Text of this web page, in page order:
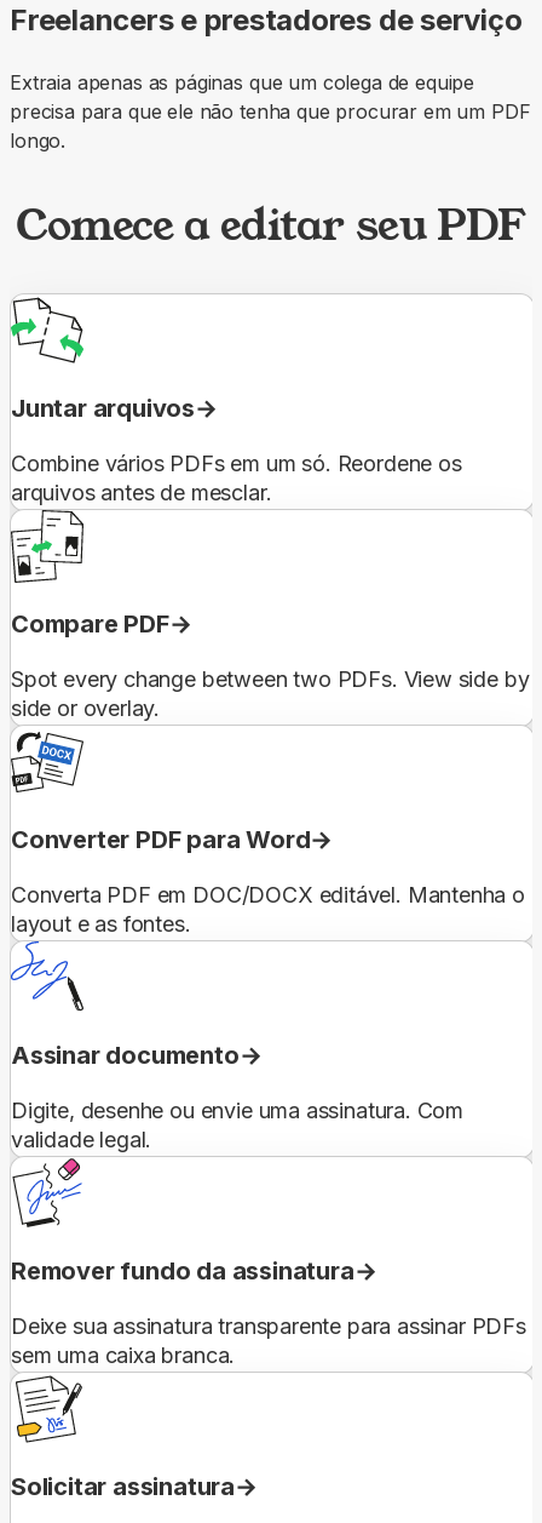
Freelancers e prestadores de serviço
Extraia apenas as páginas que um colega de equipe
precisa para que ele não tenha que procurar em um PDF
longo.
Comece a editar seu PDF
Juntar arquivos
Combine vários PDFs em um só. Reordene os
arquivos antes de mesclar.
Compare PDF
Spot every change between two PDFs. View side by
side or overlay.
Converter PDF para Word
Converta PDF em DOC/DOCX editável. Mantenha o
layout e as fontes.
Assinar documento
Digite, desenhe ou envie uma assinatura. Com
validade legal.
Remover fundo da assinatura
Deixe sua assinatura transparente para assinar PDFs
sem uma caixa branca.
Solicitar assinatura